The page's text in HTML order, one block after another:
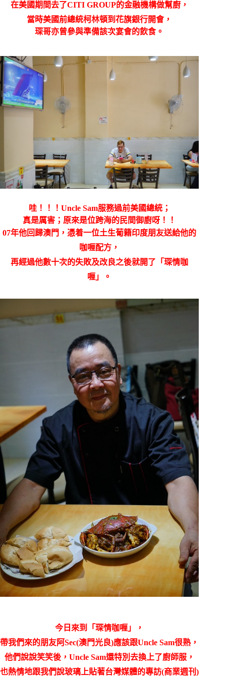
在美國期間去了CITI GROUP的金融機構做幫廚，
當時美國前總統柯林頓到花旗銀行開會，
琛哥亦曾參與準備該次宴會的飲食。
哇！！！ Uncle Sam服務過前美國總統；
真是厲害；原來是位跨海的民間御廚呀！！
07年他回歸澳門，憑着一位土生葡籍印度朋友送給他的
咖喱配方，
再經過他數十次的失敗及改良之後就開了「琛情咖
喱」。
今日來到
「琛情咖喱」，
帶我們來的朋友阿Sec(澳門光良)應該跟Uncle Sam很熟，
他們說說笑笑後， Uncle Sam還特別去換上了廚師服，
也熱情地跟我們說玻璃上貼著台灣媒體的專訪(商業週刊)